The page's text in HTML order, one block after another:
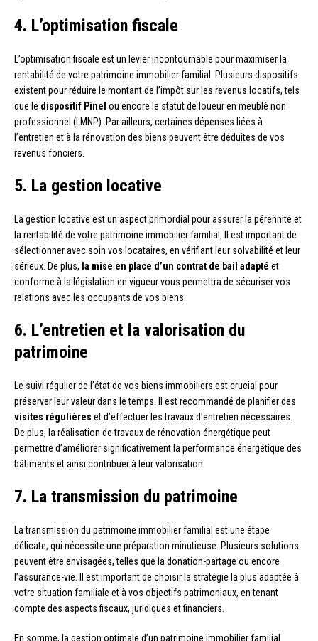
4. L’optimisation fiscale
L’optimisation fiscale est un levier incontournable pour maximiser la
rentabilité de votre patrimoine immobilier familial. Plusieurs dispositifs
existent pour réduire le montant de l’impôt sur les revenus locatifs, tels
que le dispositif Pinel ou encore le statut de loueur en meublé non
professionnel (LMNP). Par ailleurs, certaines dépenses liées à
l’entretien et à la rénovation des biens peuvent être déduites de vos
revenus fonciers.
5. La gestion locative
La gestion locative est un aspect primordial pour assurer la pérennité et
la rentabilité de votre patrimoine immobilier familial. Il est important de
sélectionner avec soin vos locataires, en vérifiant leur solvabilité et leur
sérieux. De plus, la mise en place d’un contrat de bail adapté et
conforme à la législation en vigueur vous permettra de sécuriser vos
relations avec les occupants de vos biens.
6. L’entretien et la valorisation du
patrimoine
Le suivi régulier de l’état de vos biens immobiliers est crucial pour
préserver leur valeur dans le temps. Il est recommandé de planifier des
visites régulières et d’effectuer les travaux d’entretien nécessaires.
De plus, la réalisation de travaux de rénovation énergétique peut
permettre d’améliorer significativement la performance énergétique des
bâtiments et ainsi contribuer à leur valorisation.
7. La transmission du patrimoine
La transmission du patrimoine immobilier familial est une étape
délicate, qui nécessite une préparation minutieuse. Plusieurs solutions
peuvent être envisagées, telles que la donation-partage ou encore
l’assurance-vie. Il est important de choisir la stratégie la plus adaptée à
votre situation familiale et à vos objectifs patrimoniaux, en tenant
compte des aspects fiscaux, juridiques et financiers.
En somme, la gestion optimale d’un patrimoine immobilier familial